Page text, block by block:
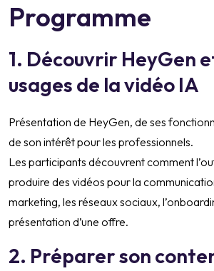
Programme
1. Découvrir HeyGen
usages de la vidéo IA
Présentation de HeyGen, de ses
de son intérêt pour les professionnels.
Les participants découvrent comment
produire des vidéos pour la
marketing, les réseaux sociaux,
présentation d’une offre.
2. Préparer son